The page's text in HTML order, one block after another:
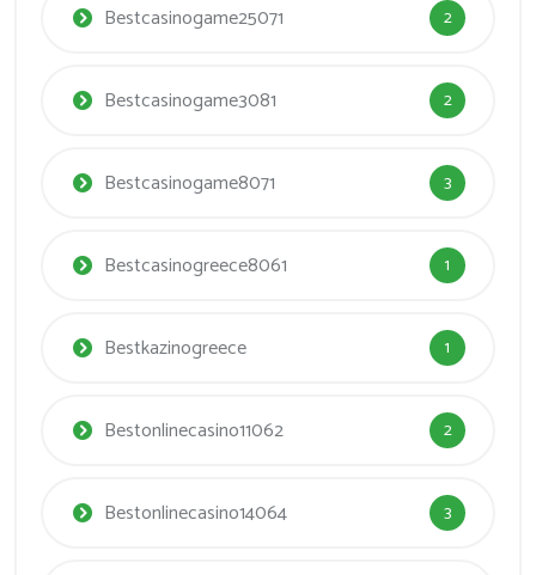
Bestcasinogame25071 2
Bestcasinogame3081 2
Bestcasinogame8071 3
Bestcasinogreece8061 1
Bestkazinogreece 1
Bestonlinecasino11062 2
Bestonlinecasino14064 3